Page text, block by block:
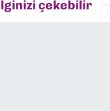
çekebilir